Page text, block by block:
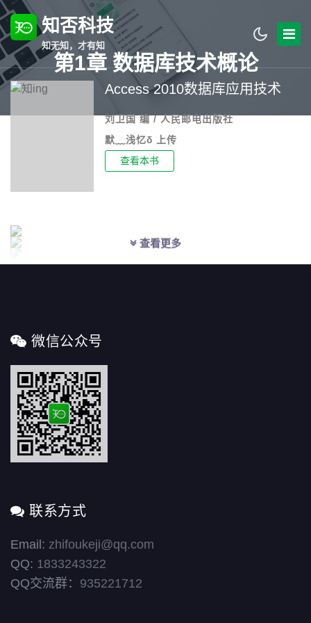
知否科技
知无知，才有知
第1章 数据库技术概论
Access 2010数据库应用技术
刘卫国 编 / 人民邮电出版社
默﹏浅忆δ 上传
查看本书
查看更多
微信公众号
联系方式
Email: zhifoukeji@qq.com
QQ: 1833243322
QQ交流群： 935221712